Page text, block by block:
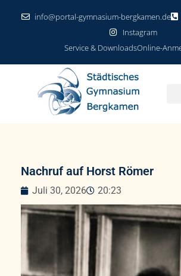
info@portal-gymnasium-bergkamen.de
Instagram
Service & DownloadsOnline-
Nachruf auf Horst Römer
Juli 30, 2026 20:23